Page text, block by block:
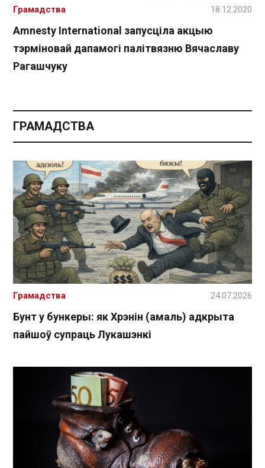
Amnesty International запусціла акцыю
тэрміновай дапамогі палітвязню Вячаславу
Рагашчуку
Грамадства 18.12.2020
ГРАМАДСТВА
Бунт у бункеры: як Хрэнін (амаль) адкрыта
пайшоў супраць Лукашэнкі
Грамадства 24.07.2026